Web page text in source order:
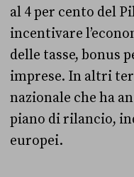
al 4 per cento del
incentivare
delle tasse, bonus
imprese. In altri
nazionale che ha
piano di rilancio,
europei.